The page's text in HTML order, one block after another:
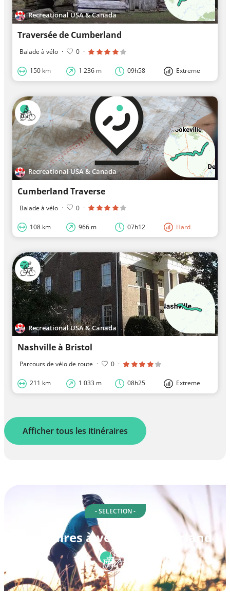
Recreational USA & Canada
Traversée de Cumberland
Balade à vélo · 0 ·
150 km 1 236 m 09h58 Extreme
Recreational USA & Canada
Cumberland Traverse
Balade à vélo · 0 ·
108 km 966 m 07h12 Hard
Recreational USA & Canada
Nashville à Bristol
Parcours de vélo de route · 0 ·
211 km 1 033 m 08h25 Extreme
Afficher tous les itinéraires
- SELECTION -
Itinéraires à vélo à Cumberland